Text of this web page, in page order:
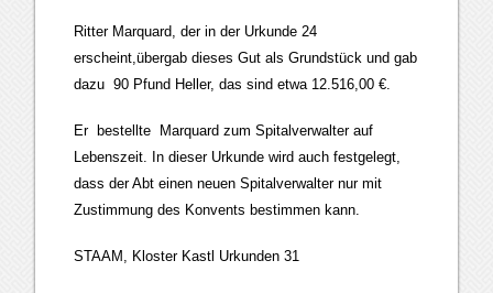
Ritter Marquard, der in der Urkunde 24
erscheint,übergab dieses Gut als Grundstück und gab
dazu 90 Pfund Heller, das sind etwa 12.516,00 €.
Er bestellte Marquard zum Spitalverwalter auf
Lebenszeit. In dieser Urkunde wird auch festgelegt,
dass der Abt einen neuen Spitalverwalter nur mit
Zustimmung des Konvents bestimmen kann.
STAAM, Kloster Kastl Urkunden 31